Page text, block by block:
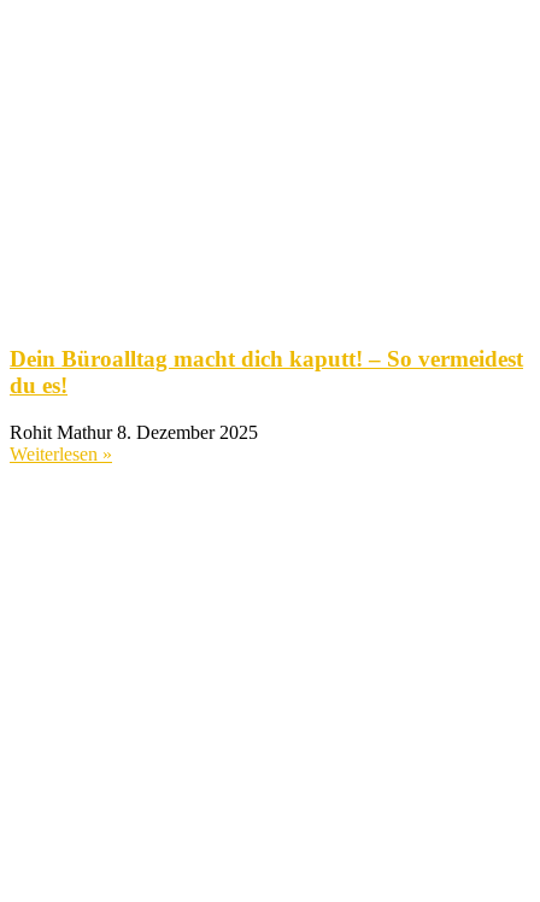
Dein Büroalltag macht dich kaputt! – So vermeidest
du es!
Rohit Mathur8. Dezember 2025
Weiterlesen »